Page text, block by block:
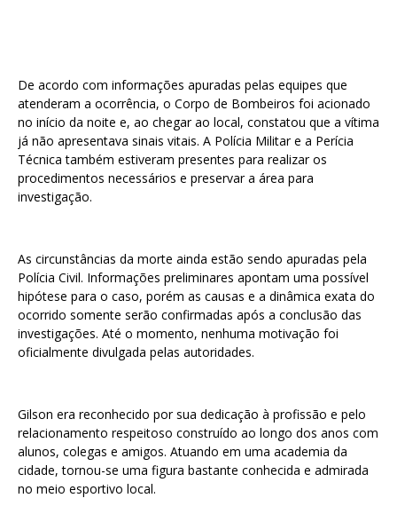
De acordo com informações apuradas pelas equipes que
atenderam a ocorrência, o Corpo de Bombeiros foi acionado
no início da noite e, ao chegar ao local, constatou que a vítima
já não apresentava sinais vitais. A Polícia Militar e a Perícia
Técnica também estiveram presentes para realizar os
procedimentos necessários e preservar a área para
investigação.
As circunstâncias da morte ainda estão sendo apuradas pela
Polícia Civil. Informações preliminares apontam uma possível
hipótese para o caso, porém as causas e a dinâmica exata do
ocorrido somente serão confirmadas após a conclusão das
investigações. Até o momento, nenhuma motivação foi
oficialmente divulgada pelas autoridades.
Gilson era reconhecido por sua dedicação à profissão e pelo
relacionamento respeitoso construído ao longo dos anos com
alunos, colegas e amigos. Atuando em uma academia da
cidade, tornou-se uma figura bastante conhecida e admirada
no meio esportivo local.